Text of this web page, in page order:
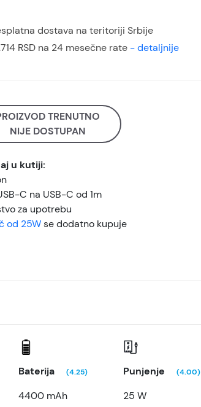
dostava na teritoriji Srbije
RSD na 24 mesečne rate- detaljnije
TRENUTNO
NIJE DOSTUPAN
u kutiji:
C na USB-C od 1m
za upotrebu
od 25Wse dodatno kupuje
Baterija (4.25)
4400 mAh
Punjenje (4.00)
25 W